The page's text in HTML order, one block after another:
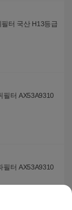
터 국산 H13등급
필터 AX53A9310
필터 AX53A9310